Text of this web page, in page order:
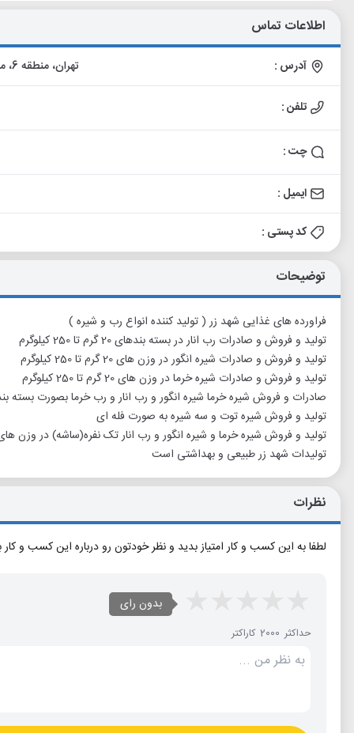
اطلاعات تماس
آدرس : تهران، منطقه 6، محله ساعی، خیابان گاندی شمالی، خیابان صانعی، پلاک 25
تلفن :
چت :
ایمیل :
کد پستی :
توضیحات
فراورده های غذایی شهد زر ( تولید کننده انواع رب و شیره )
تولید و فروش و صادرات رب انار در بسته بندهای 20 گرم تا 250 کیلوگرم
تولید و فروش و صادرات شیره انگور در وزن های 20 گرم تا 250 کیلوگرم
تولید و فروش و صادرات شیره خرما در وزن های 20 گرم تا 250 کیلوگرم
صادرات و فروش شیره خرما شیره انگور و رب انار و رب خرما بصورت بسته
تولید و فروش شیره توت و سه شیره به صورت فله ای
تولید و فروش شیره خرما و شیره انگور و رب انار تک نفره(ساشه) در وزن های 20 گرم و 50 گرم و 100
تولیدات شهد زر طبیعی و بهداشتی است
نظرات
لطفا به این کسب و کار امتیاز بدید و نظر خودتون رو درباره این کسب و کار
بدون رای
حداکثر 2000 کاراکتر